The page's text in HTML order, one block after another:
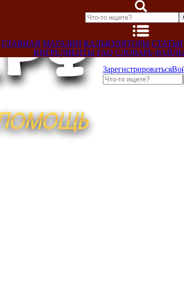
Зарегистрироваться
ГЛАВНАЯ МАГАЗИН КАЛЬКУЛЯТОРЫ СТАТЬИ
ИНГРЕДИЕНТЫ FAQ СЛОВАРЬ